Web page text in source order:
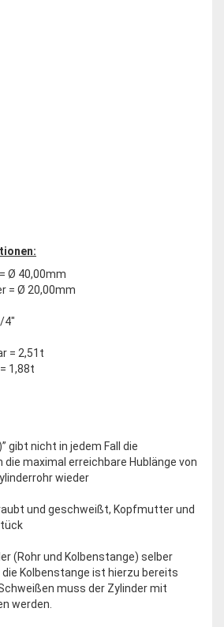
Ø 40,00mm
= Ø 20,00mm
4"
= 2,51t
1,88t
gibt nicht in jedem Fall die
maximal erreichbare Hublänge von
wieder
und geschweißt, Kopfmutter und
(Rohr und Kolbenstange) selber
Kolbenstange ist hierzu bereits
muss der Zylinder mit
werden.